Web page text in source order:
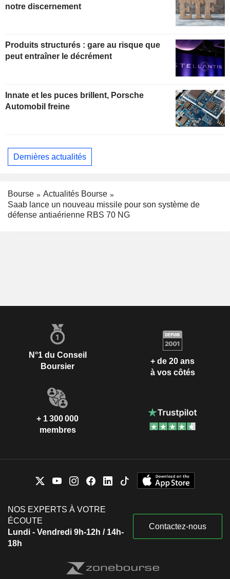
notre discernement
Produits structurés : gare au risque que
peut entraîner le décrément
Innate et les puces brillent, Porsche
Automobil freine
Dernières actualités
Bourse
Actualités Bourse
Saab lance un nouveau missile pour son système de
défense antiaérienne RBS 70 NG
N°1 du Conseil
Boursier
+ de 20 ans
à vos côtés
+ 1 300 000
membres
NOS EXPERTS À VOTRE
ÉCOUTE
Lundi - Vendredi 9h-12h / 14h-
18h
Contactez-nous